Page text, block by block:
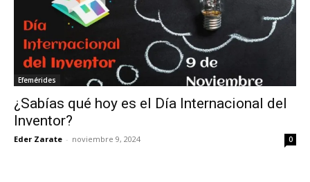
Efemérides
¿Sabías qué hoy es el Día Internacional del
Inventor?
Eder Zarate - noviembre 9, 2024 0